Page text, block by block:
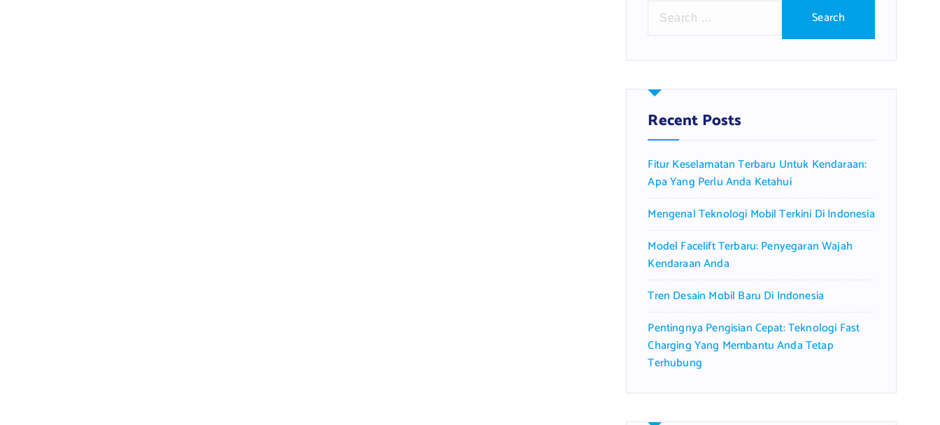
r
h
f
o
:
Recent Posts
Fitur Keselamatan Terbaru Untuk Kendaraan:
Apa Yang Perlu Anda Ketahui
Mengenal Teknologi Mobil Terkini Di Indonesia
Model Facelift Terbaru: Penyegaran Wajah
Kendaraan Anda
Tren Desain Mobil Baru Di Indonesia
Pentingnya Pengisian Cepat: Teknologi Fast
Charging Yang Membantu Anda Tetap
Terhubung